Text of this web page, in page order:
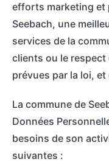
efforts marketing et
Seebach, une
services de la
clients ou le
prévues par la loi,
La commune de
Données
besoins de son
suivantes :